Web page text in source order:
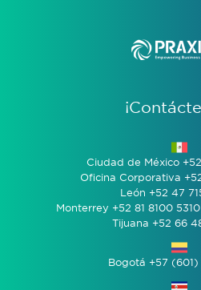
Ciudad de México
Oficina Corporativa
León +52 47
Monterrey +52 81 8100
Tijuana +52 66
Bogotá +57